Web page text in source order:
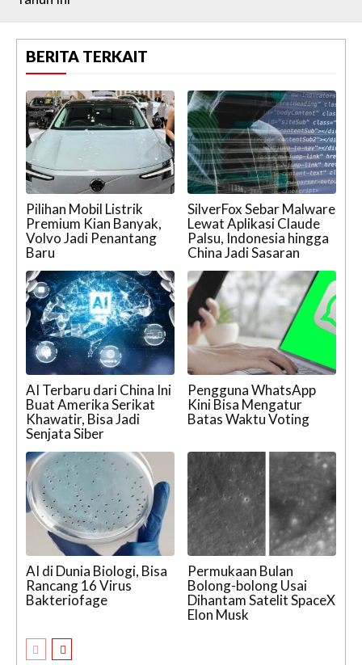
BERITA TERKAIT
Pilihan Mobil Listrik
Premium Kian Banyak,
Volvo Jadi Penantang
Baru
SilverFox Sebar Malware
Lewat Aplikasi Claude
Palsu, Indonesia hingga
China Jadi Sasaran
AI Terbaru dari China Ini
Buat Amerika Serikat
Khawatir, Bisa Jadi
Senjata Siber
Pengguna WhatsApp
Kini Bisa Mengatur
Batas Waktu Voting
AI di Dunia Biologi, Bisa
Rancang 16 Virus
Bakteriofage
Permukaan Bulan
Bolong-bolong Usai
Dihantam Satelit SpaceX
Elon Musk